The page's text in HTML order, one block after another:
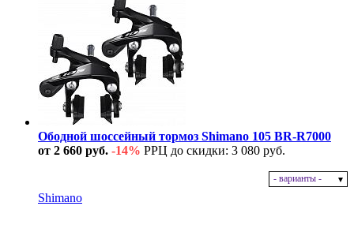
Ободной шоссейный тормоз Shimano 105 BR-R7000
от 2 660 руб. -14% РРЦ до скидки: 3 080 руб.
- варианты -
Shimano